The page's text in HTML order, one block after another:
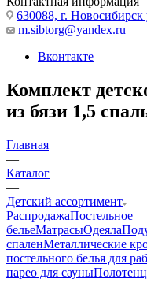
630088, г. Новосибирск
m.sibtorg@yandex.ru
Вконтакте
Комплект
из бязи 1,5
Главная
—
Каталог
—
Детский ассортимент
РаспродажаПостельное
бельеМатрасыОдеяла
спаленМеталлические
постельного белья для
парео для сауны
—